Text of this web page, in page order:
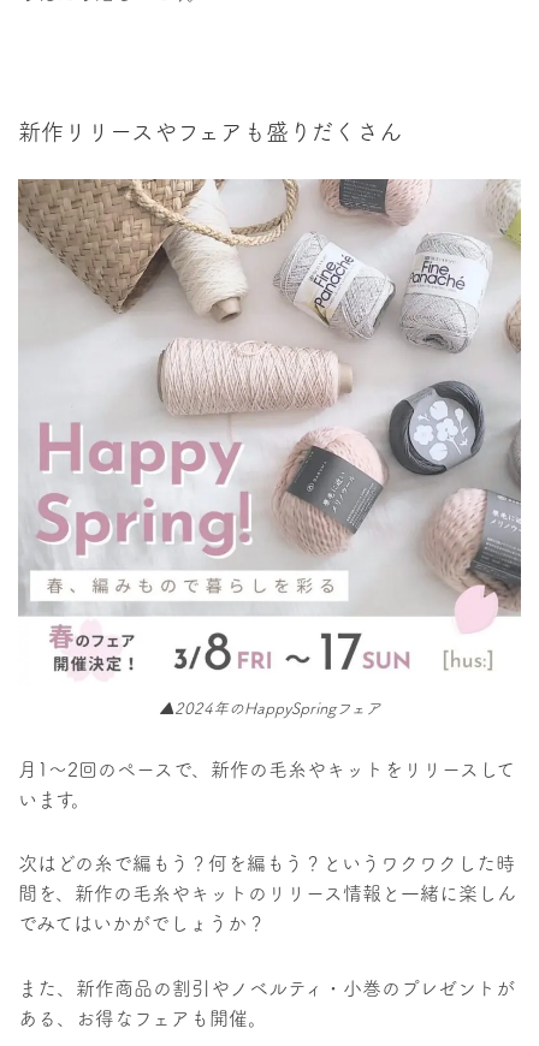
新作リリースやフェアも盛りだくさん
▲2024年のHappySpringフェア
月1〜2回のペースで、新作の毛糸やキットをリリースして
います。
次はどの糸で編もう？何を編もう？というワクワクした時
間を、新作の毛糸やキットのリリース情報と一緒に楽しん
でみてはいかがでしょうか？
また、新作商品の割引やノベルティ・小巻のプレゼントが
ある、お得なフェアも開催。